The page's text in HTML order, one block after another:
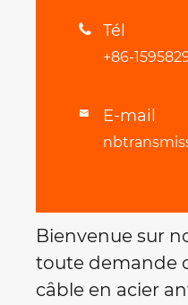
 Tél
+86-
 E-mail
Bienvenue sur
toute demande
câble en acier